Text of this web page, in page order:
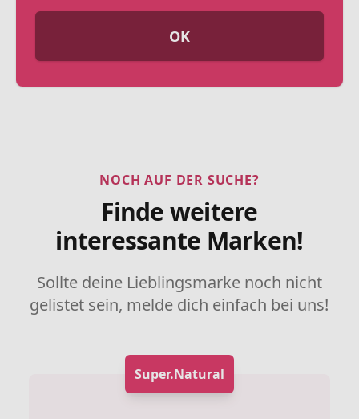
OK
NOCH AUF DER SUCHE?
Finde weitere
interessante Marken!
Sollte deine Lieblingsmarke noch nicht
gelistet sein, melde dich einfach bei uns!
Super.Natural